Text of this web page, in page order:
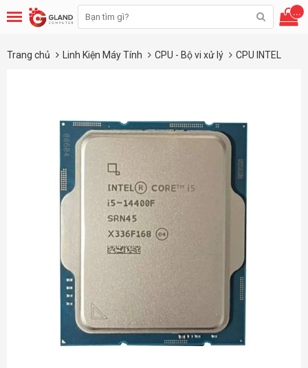
...
Trang chủ Linh Kiện Máy Tính CPU - Bộ vi xử lý CPU INTEL